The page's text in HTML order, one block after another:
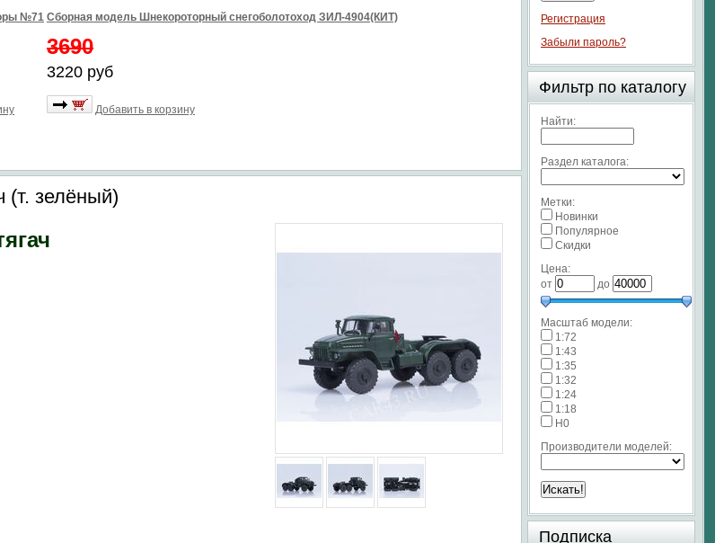
№71 Сборная модель Шнекороторный снегоболотоход ЗИЛ-4904(КИТ)
3690
3220 руб
Добавить в корзину
(т. зелёный)
Регистрация
Забыли пароль?
Фильтр по каталогу
Найти:
Раздел каталога:
Метки:
Новинки
Популярное
Скидки
Цена:
от
до
Масштаб модели:
1:72
1:43
1:35
1:32
1:24
1:18
H0
Производители моделей:
Подписка